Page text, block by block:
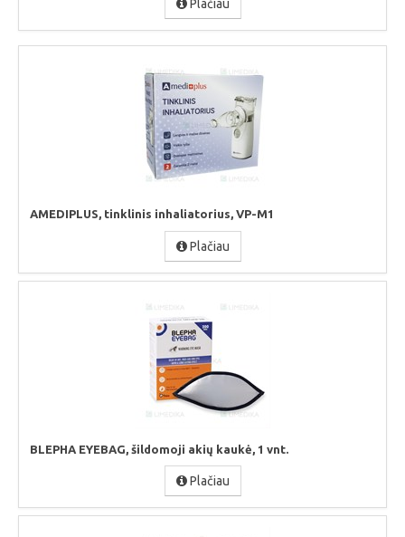
Plačiau
AMEDIPLUS, tinklinis inhaliatorius, VP-M1
Plačiau
BLEPHA EYEBAG, šildomoji akių kaukė, 1 vnt.
Plačiau